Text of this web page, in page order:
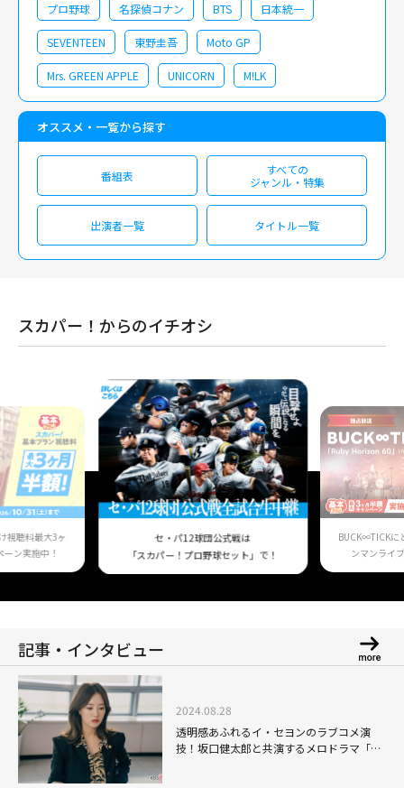
プロ野球 名探偵コナン BTS 日本統一
SEVENTEEN 東野圭吾 Moto GP
Mrs. GREEN APPLE UNICORN M!LK
オススメ・一覧から探す
番組表
すべての
ジャンル・特集
出演者一覧 タイトル一覧
スカパー！からのイチオシ
視聴料最大3ヶ
ン実施中！
セ・パ12球団公式戦は
「スカパー！プロ野球セット」で！
BUCK∞TICKに
ンマンライ
記事・インタビュー
2024.08.28
透明感あふれるイ・セヨンのラブコメ演
技！坂口健太郎と共演するメロドラマ「愛